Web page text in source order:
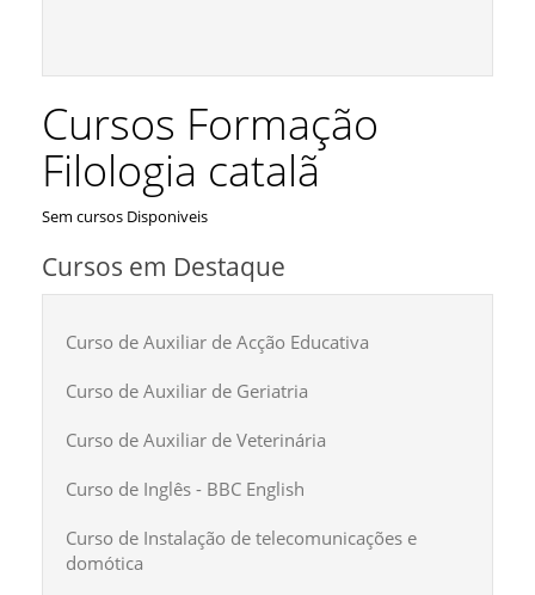
Cursos Formação
Filologia catalã
Sem cursos Disponiveis
Cursos em Destaque
Curso de Auxiliar de Acção Educativa
Curso de Auxiliar de Geriatria
Curso de Auxiliar de Veterinária
Curso de Inglês - BBC English
Curso de Instalação de telecomunicações e
domótica